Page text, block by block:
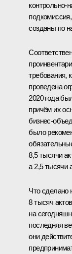
созданы по
требования,
проведена
2020 года
причём их
было
8,5 тысячи
а 2,5 тысячи
Что сделано
8 тысяч
на
последняя
они